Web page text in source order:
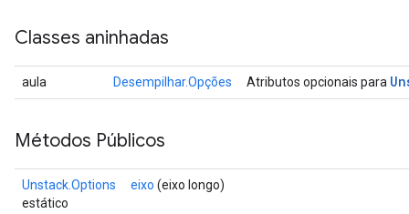
Classes aninhadas
aula Desempilhar.Opções Atributos opcionais para
Métodos Públicos
Unstack.Options
estático
eixo (eixo longo)